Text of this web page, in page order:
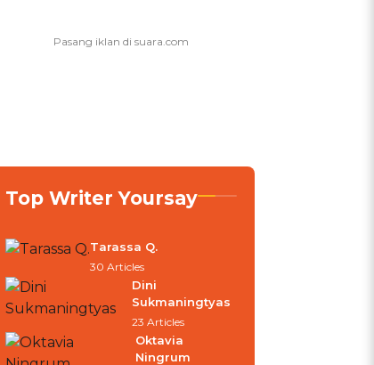
Top Writer Yoursay
Tarassa Q.
30 Articles
Dini
Sukmaningtyas
23 Articles
Oktavia
Ningrum